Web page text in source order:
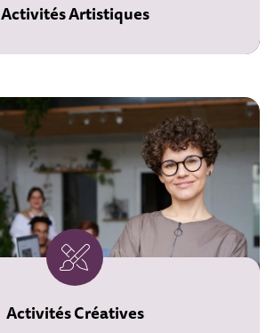
Activités Artistiques
Activités Créatives